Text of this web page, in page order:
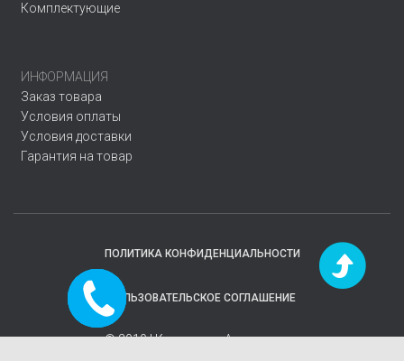
Комплектующие
ИНФОРМАЦИЯ
Заказ товара
Условия оплаты
Условия доставки
Гарантия на товар
ПОЛИТИКА КОНФИДЕНЦИАЛЬНОСТИ
ПОЛЬЗОВАТЕЛЬСКОЕ СОГЛАШЕНИЕ
© 2019 | Компания«Аквавектор»
Заказать
звонок